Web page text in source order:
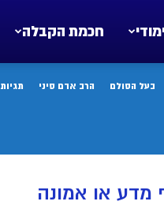
חכמת הקבלה
בעל הסולם הרב אדם סיני תגיות
מדע או אמונה